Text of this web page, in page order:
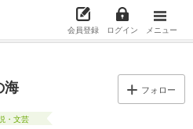
会員登録 ログイン メニュー
海 フォロー
・文芸